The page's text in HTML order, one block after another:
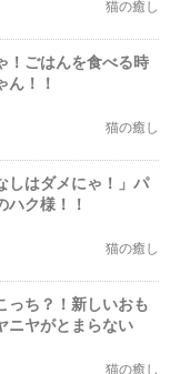
猫の癒し
！ごはんを食べる時
ん！！
猫の癒し
しはダメにゃ！」パ
ク様！！
猫の癒し
っち？！新しいおも
ニヤがとまらない
猫の癒し